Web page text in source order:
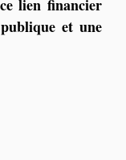
lien financier
et une